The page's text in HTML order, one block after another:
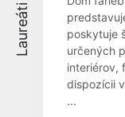
Laureáti
poskytuje
určených
interiérov,
dispozícii
...